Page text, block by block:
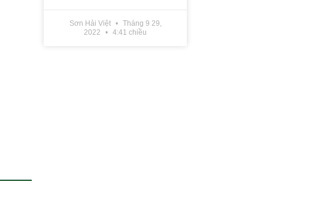
Sơn Hải Việt
Tháng 9 29,
2022
4:41 chiều